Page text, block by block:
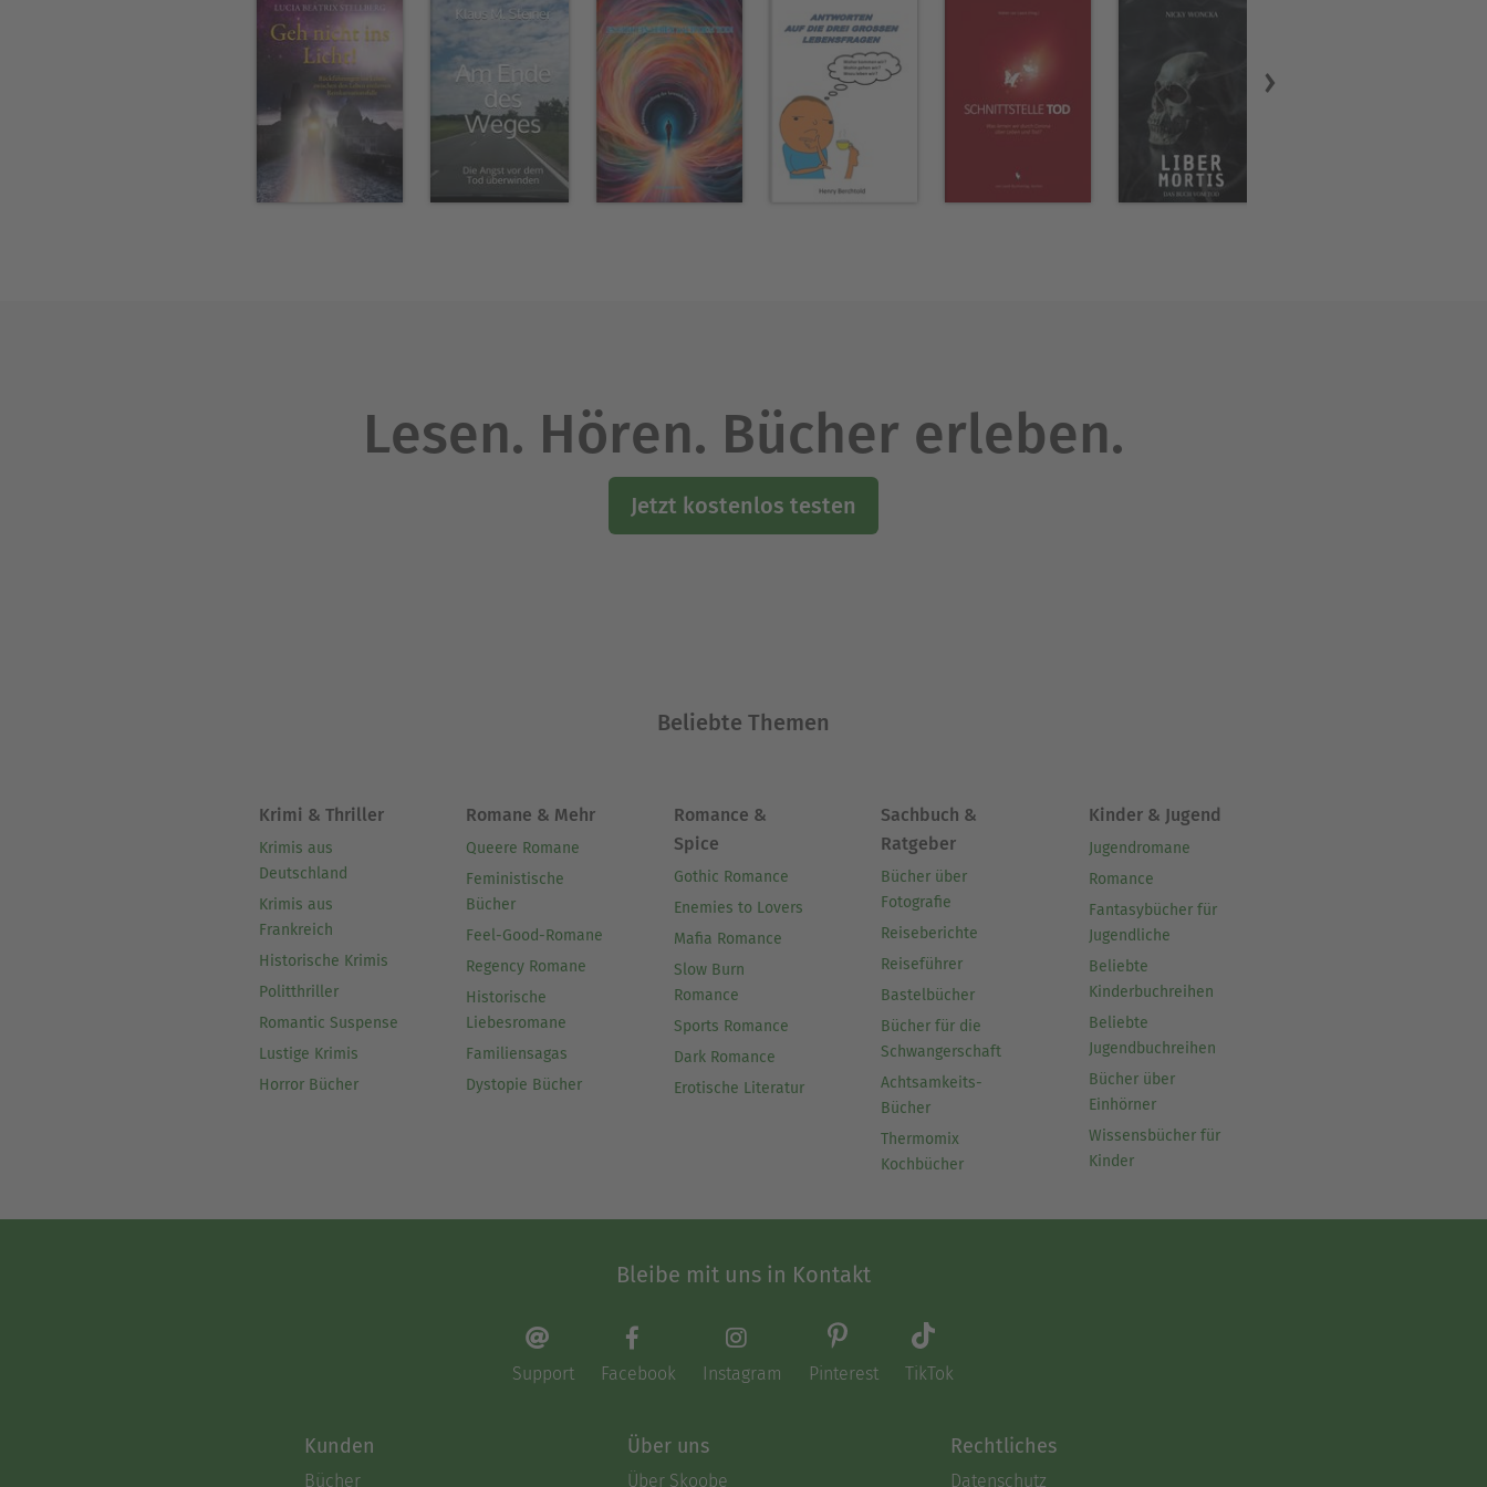
Weiterleben des Bewusstseins diskutiert.Dieses Werk richtet sich an alle, die sich tiefgehend mit den
Fragen über den Tod und das Leben auseinandersetzen möchten. Es bietet eine fundierte Grundlage für
die persönliche Auseinandersetzung mit der Transformation zwischen den Welten.Dieses Buch wurde
unter Verwendung innovativer Technologien wie Künstlicher Intelligenz sowie eigens entwickelter Tools
erstellt – etwa bei der Ideenfindung, der Recherche, dem Schreiben, dem Lektorat, der Qualitätssicherung
Lesen. Hören. Bücher erleben.
Jetzt kostenlos testen
Beliebte Themen
Krimi & Thriller
Krimis aus
Deutschland
Krimis aus
Frankreich
Historische Krimis
Politthriller
Romantic Suspense
Lustige Krimis
Horror Bücher
Romane & Mehr
Queere Romane
Feministische
Bücher
Feel-Good-Romane
Regency Romane
Historische
Liebesromane
Familiensagas
Dystopie Bücher
Romance &
Spice
Gothic Romance
Enemies to Lovers
Mafia Romance
Slow Burn
Romance
Sports Romance
Dark Romance
Erotische Literatur
Sachbuch &
Ratgeber
Bücher über
Fotografie
Reiseberichte
Reiseführer
Bastelbücher
Bücher für die
Schwangerschaft
Achtsamkeits-
Bücher
Thermomix
Kochbücher
Kinder & Jugend
Jugendromane
Romance
Fantasybücher für
Jugendliche
Beliebte
Kinderbuchreihen
Beliebte
Jugendbuchreihen
Bücher über
Einhörner
Wissensbücher für
Kinder
Bleibe mit uns in Kontakt
Support Facebook Instagram Pinterest TikTok
Kunden
Bücher
Über uns
Über Skoobe
Rechtliches
Datenschutz